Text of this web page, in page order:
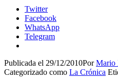
Twitter
Facebook
WhatsApp
Telegram
Publicada el 29/12/2010PorMario
Categorizado como La Crónica